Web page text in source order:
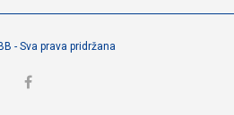
- Sva prava pridržana